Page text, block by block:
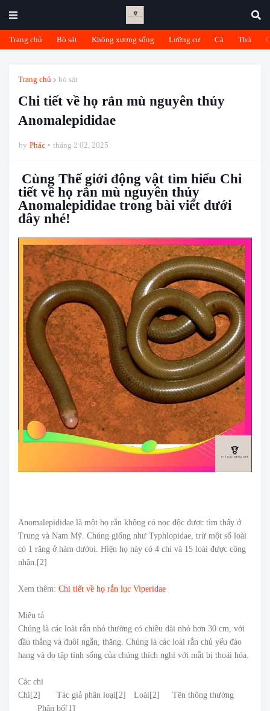
Trang chủ Bò sát Không xương sống Lưỡng cư Cá Thú
Trang chủ bò sát
Chi tiết về họ rắn mù nguyên thủy
Anomalepididae
by Phác tháng 2 02, 2025
Cùng Thế giới động vật tìm hiểu Chi
tiết về họ rắn mù nguyên thủy
Anomalepididae trong bài viết dưới
đây nhé!
Anomalepididae là một họ rắn không có nọc độc được tìm thấy ở
Trung và Nam Mỹ. Chúng giống như Typhlopidae, trừ một số loài
có 1 răng ở hàm dướoi. Hiện họ này có 4 chi và 15 loài được công
nhận.[2]
Xem thêm: Chi tiết về họ rắn lục Viperidae
Miêu tả
Chúng là các loài rắn nhỏ thường có chiều dài nhỏ hơn 30 cm, với
đầu thẳng và đuôi ngắn, thăng. Chúng là các loài rắn chủ yếu đào
hang và do tập tính sống của chúng thích nghi với mắt bị thoái hóa.
Các chi
Chi[2]
Tác giả phân loại[2] Loài[2]
Tên thông thường
Phân bố[1]